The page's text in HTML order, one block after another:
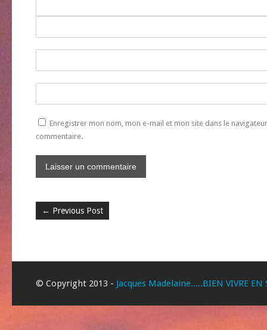
Enregistrer mon nom, mon e-mail et mon site dans le
commentaire.
← Previous Post
© Copyright 2013 - Jacques Madelaine.....BIEN VIVRE EN